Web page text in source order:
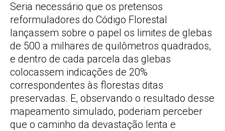
Seria necessário que os pretensos
reformuladores do Código Florestal
lançassem sobre o papel os limites de glebas
de 500 a milhares de quilômetros quadrados,
e dentro de cada parcela das glebas
colocassem indicações de 20%
correspondentes às florestas ditas
preservadas. E, observando o resultado desse
mapeamento simulado, poderiam perceber
que o caminho da devastação lenta e